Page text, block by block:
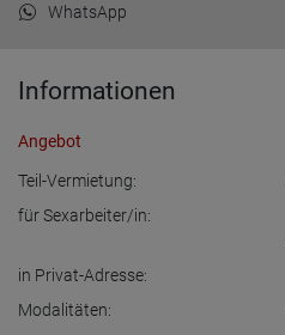
WhatsApp
Informationen
Angebot
Teil-Vermietung:
für Sexarbeiter/in:
in Privat-Adresse:
Modalitäten: